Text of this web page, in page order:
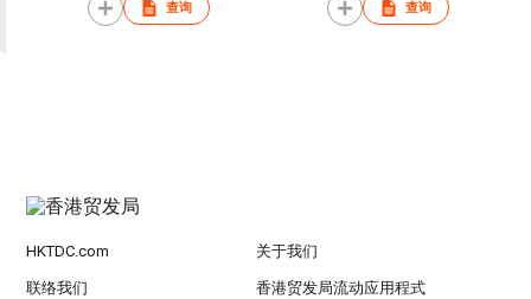
查询 查询
HKTDC.com 关于我们
联络我们 香港贸发局流动应用程式